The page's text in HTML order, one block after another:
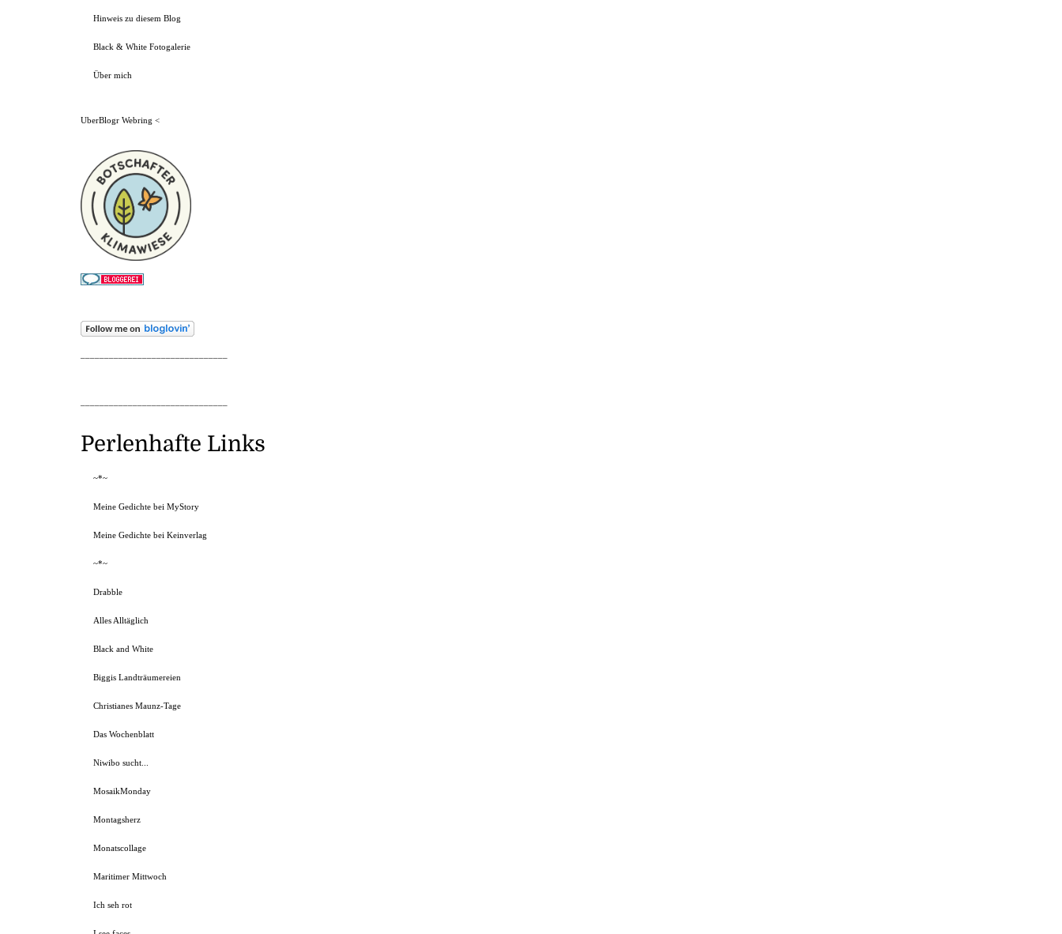
Hinweis zu diesem Blog
Black & White Fotogalerie
Über mich
UberBlogr Webring <
Perlenhafte Links
~*~
Meine Gedichte bei MyStory
Meine Gedichte bei Keinverlag
~*~
Drabble
Alles Alltäglich
Black and White
Biggis Landträumereien
Christianes Maunz-Tage
Das Wochenblatt
Niwibo sucht...
MosaikMonday
Montagsherz
Monatscollage
Maritimer Mittwoch
Ich seh rot